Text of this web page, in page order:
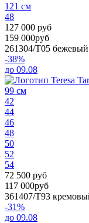
121 см
48
127 000 руб
159 000руб
261304/T05 бежевый
-38%
до 09.08
99 см
42
44
46
48
50
52
54
72 500 руб
117 000руб
361407/T93
-31%
до 09.08